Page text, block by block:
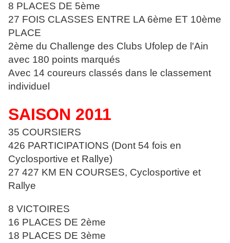
8 PLACES DE 5ème
27 FOIS CLASSES ENTRE LA 6ème ET 10ème
PLACE
2ème du Challenge des Clubs Ufolep de l'Ain
avec 180 points marqués
Avec 14 coureurs classés dans le classement
individuel
SAISON 2011
35 COURSIERS
426 PARTICIPATIONS (Dont 54 fois en
Cyclosportive et Rallye)
27 427 KM EN COURSES, Cyclosportive et
Rallye
8 VICTOIRES
16 PLACES DE 2ème
18 PLACES DE 3ème